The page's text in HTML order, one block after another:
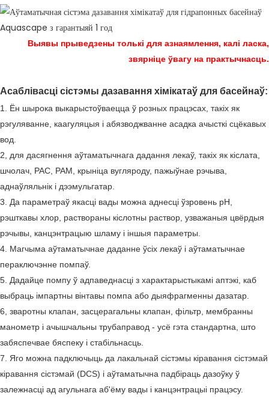
Выявы прыведзены толькі для азнаямлення, калі ласка,
звярніце ўвагу на практычнасць.
Асаблівасці сістэмы дазавання хімікатаў для басейнаў:
1. Ён шырока выкарыстоўваецца ў розных працэсах, такіх як
рэгуляванне, каагуляцыя і абязводжванне асадка ачысткі сцёкавых
вод.
2, для дасягнення аўтаматычнага дадання лекаў, такіх як кіслата,
шчолач, PAC, PAM, крыніца вугляроду, пажыўнае рэчыва,
аднаўляльнік і дээмульгатар.
3. Да параметраў якасці вады можна аднесці ўзровень pH,
рэшткавы хлор, раствораны кіслотны раствор, узважаныя цвёрдыя
рэчывы, канцэнтрацыю шламу і іншыя параметры.
4. Магчыма аўтаматычнае даданне ўсіх лекаў і аўтаматычнае
пераключэнне помпаў.
5. Дадайце помпу ў адпаведнасці з характарыстыкамі аптэкі, каб
выбраць імпартны вінтавы помпа або дыяфрагменны дазатар.
6, зваротны клапан, засцерагальны клапан, фільтр, мембранны
манометр і ачышчальны трубаправод - усё гэта стандартна, што
забяспечвае бяспеку і стабільнасць.
7. Яго можна падключыць да лакальнай сістэмы кіравання сістэмай
кіравання сістэмай (DCS) і аўтаматычна падбіраць дазоўку ў
залежнасці ад агульнага аб'ёму вады і канцэнтрацыі працэсу.